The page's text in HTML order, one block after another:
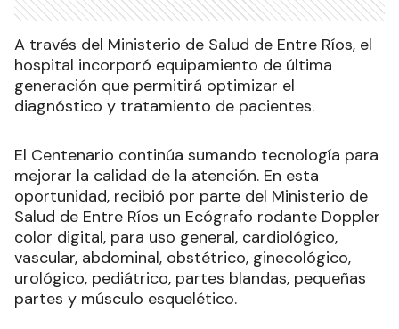
A través del Ministerio de Salud de Entre Ríos, el
hospital incorporó equipamiento de última
generación que permitirá optimizar el
diagnóstico y tratamiento de pacientes.
El Centenario continúa sumando tecnología para
mejorar la calidad de la atención. En esta
oportunidad, recibió por parte del Ministerio de
Salud de Entre Ríos un Ecógrafo rodante Doppler
color digital, para uso general, cardiológico,
vascular, abdominal, obstétrico, ginecológico,
urológico, pediátrico, partes blandas, pequeñas
partes y músculo esquelético.